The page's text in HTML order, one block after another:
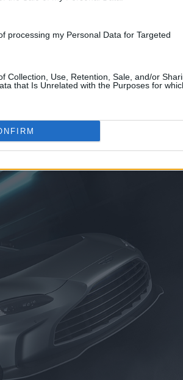
processing my Personal Data for Targeted
Collection, Use, Retention, Sale, and/or
that Is Unrelated with the Purposes for
nel corso degli anni con
il momento di concludere questa
mai realizzato ad oggi: la V12 più